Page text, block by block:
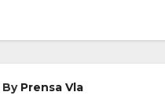
By Prensa Vla